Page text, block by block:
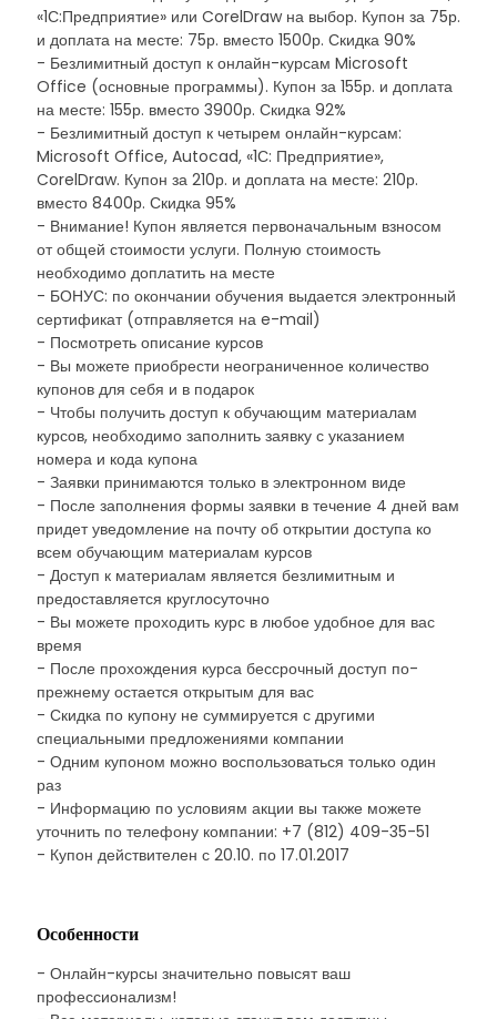
«1С:Предприятие» или CorelDraw на выбор. Купон за 75р.
и доплата на месте: 75р. вместо 1500р. Скидка 90%
- Безлимитный доступ к онлайн-курсам Microsoft
Office (основные программы). Купон за 155р. и доплата
на месте: 155р. вместо 3900р. Скидка 92%
- Безлимитный доступ к четырем онлайн-курсам:
Microsoft Office, Autocad, «1С: Предприятие»,
CorelDraw. Купон за 210р. и доплата на месте: 210р.
вместо 8400р. Скидка 95%
- Внимание! Купон является первоначальным взносом
от общей стоимости услуги. Полную стоимость
необходимо доплатить на месте
- БОНУС: по окончании обучения выдается электронный
сертификат (отправляется на e-mail)
- Посмотреть описание курсов
- Вы можете приобрести неограниченное количество
купонов для себя и в подарок
- Чтобы получить доступ к обучающим материалам
курсов, необходимо заполнить заявку с указанием
номера и кода купона
- Заявки принимаются только в электронном виде
- После заполнения формы заявки в течение 4 дней вам
придет уведомление на почту об открытии доступа ко
всем обучающим материалам курсов
- Доступ к материалам является безлимитным и
предоставляется круглосуточно
- Вы можете проходить курс в любое удобное для вас
время
- После прохождения курса бессрочный доступ по-
прежнему остается открытым для вас
- Скидка по купону не суммируется с другими
специальными предложениями компании
- Одним купоном можно воспользоваться только один
раз
- Информацию по условиям акции вы также можете
уточнить по телефону компании: +7 (812) 409-35-51
- Купон действителен с 20.10. по 17.01.2017
Особенности
- Онлайн-курсы значительно повысят ваш
профессионализм!